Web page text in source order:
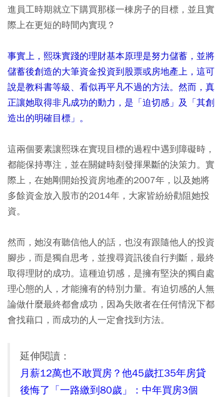
進員工時期就立下購買那樣一棟房子的目標，並且實
際上在更短的時間內實現？
事實上，熙珠實踐的理財基本原理是努力儲蓄，並將
儲蓄後創造的大筆資金投資到股票或房地產上，這可
說是教科書等級、看似再平凡不過的方法。然而，真
正讓她取得非凡成功的動力，是「迫切感」及「其創
造出的明確目標」。
這兩個要素讓熙珠在實現目標的過程中遇到障礙時，
都能保持專注，並在關鍵時刻發揮果斷的決策力。實
際上，在她剛開始投資房地產的2007年，以及她將
多餘資金放入股市的2014年，大家皆紛紛勸阻她投
資。
然而，她沒有聽信他人的話，也沒有跟隨他人的投資
腳步，而是獨自思考，並搜尋資訊後自行判斷，最終
取得理財的成功。這種迫切感，是擁有堅決的獨自處
理心態的人，才能擁有的特別力量。 有迫切感的人無
論做什麼最終都會成功，因為失敗者在任何情況下都
會找藉口，而成功的人一定會找到方法。
延伸閱讀：
月薪12萬也不敢買房？他45歲扛35年房貸
後悔了「一路繳到80歲」：中年買房3個